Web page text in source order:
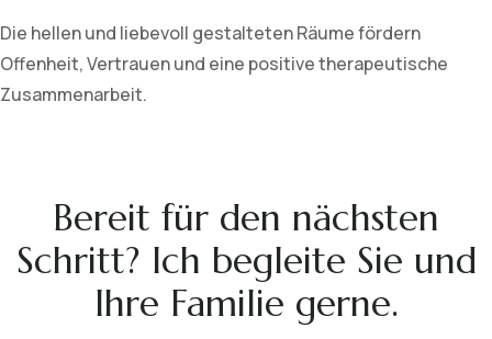
Die hellen und liebevoll gestalteten Räume fördern
Offenheit, Vertrauen und eine positive therapeutische
Zusammenarbeit.
Bereit für den nächsten
Schritt? Ich begleite Sie und
Ihre Familie gerne.